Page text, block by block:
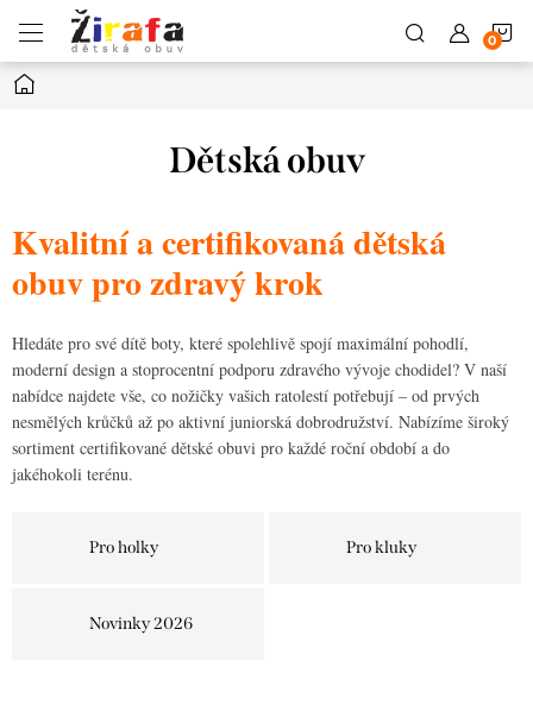
obsah
Domů
Dětská obuv
Kvalitní a certifikovaná dětská
obuv pro zdravý krok
Hledáte pro své dítě boty, které spolehlivě spojí maximální pohodlí,
moderní design a stoprocentní podporu zdravého vývoje chodidel? V naší
nabídce najdete vše, co nožičky vašich ratolestí potřebují – od prvých
nesmělých krůčků až po aktivní juniorská dobrodružství. Nabízíme široký
sortiment certifikované dětské obuvi pro každé roční období a do
jakéhokoli terénu.
Pro holky Pro kluky
Novinky 2026